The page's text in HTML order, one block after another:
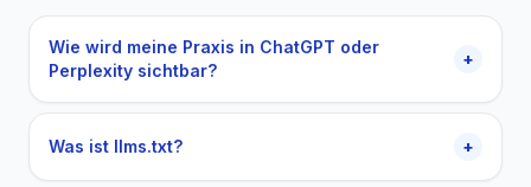
Wie wird meine Praxis in ChatGPT oder
Perplexity sichtbar?
+
Was ist llms.txt? +